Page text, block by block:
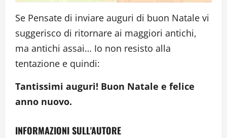
Se Pensate di inviare auguri di buon Natale vi
suggerisco di ritornare ai maggiori antichi,
ma antichi assai… Io non resisto alla
tentazione e quindi:
Tantissimi auguri! Buon Natale e felice
anno nuovo.
INFORMAZIONI SULL'AUTORE